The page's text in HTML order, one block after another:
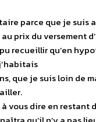
parce que je suis
prix du versement
recueillir qu’en
que je suis loin de
vous dire en restant